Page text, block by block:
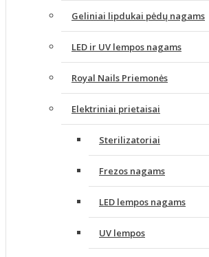
Geliniai lipdukai pėdų nagams
LED ir UV lempos nagams
Royal Nails Priemonės
Elektriniai prietaisai
Sterilizatoriai
Frezos nagams
LED lempos nagams
UV lempos